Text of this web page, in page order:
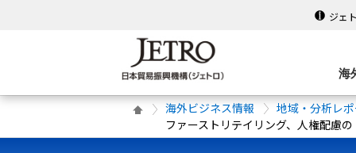
ジェ
海
海外ビジネス情報
地域・分析レ
ファーストリテイリング、人権配慮